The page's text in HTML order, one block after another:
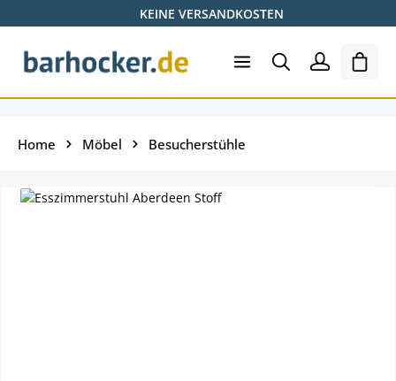
Zum Hauptinhalt springenKEINE VERSANDKOSTEN
Home Möbel Besucherstühle